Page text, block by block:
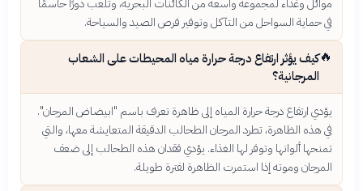
موائل وغذاء لمجموعة واسعة من الكائنات البحرية، وتلعب دورًا حاسمًا
في حماية السواحل من التآكل وتوفير فرص الصيد والسياحة.
🔥كيف يؤثر ارتفاع درجة حرارة مياه المحيطات على الشعاب
المرجانية؟
يؤدي ارتفاع درجة حرارة المياه إلى ظاهرة تعرف باسم "ابيضاض المرجان".
في هذه الظاهرة، تطرد المرجان الطحالب الدقيقة المتعايشة معها، والتي
تمنحها ألوانها وتوفر لها الغذاء. يؤدي فقدان هذه الطحالب إلى ضعف
المرجان وموته إذا استمرت الظاهرة لفترة طويلة.